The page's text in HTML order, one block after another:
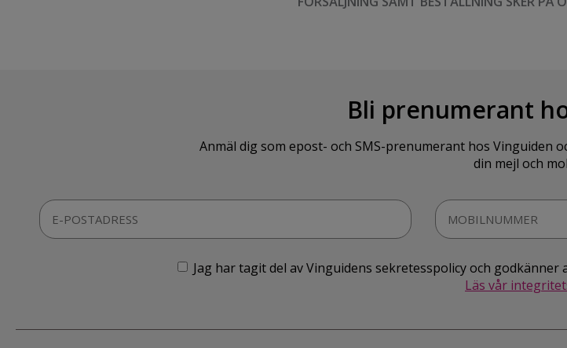
Bli prenumerant
Anmäl dig som epost- och SMS-prenumerant hos Vinguiden
din mejl och
Jag har tagit del av Vinguidens sekretesspolicy och
Läs vår